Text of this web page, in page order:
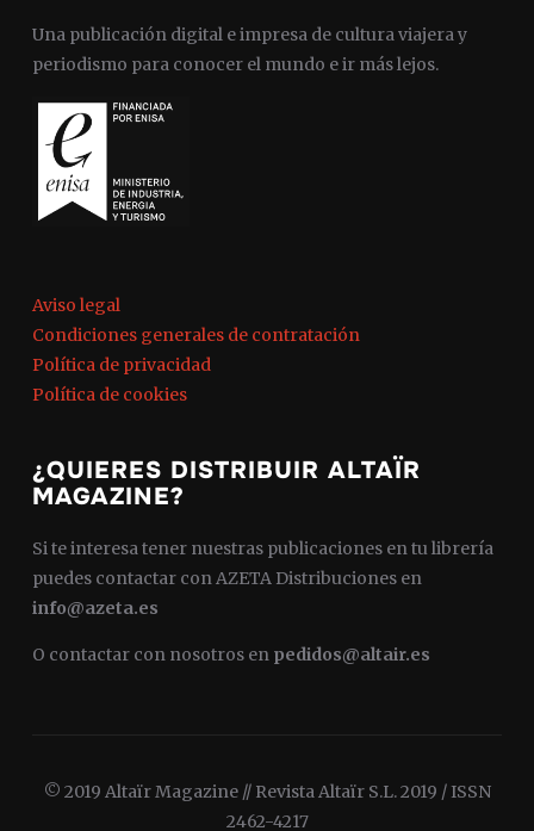
Una publicación digital e impresa de cultura viajera y
periodismo para conocer el mundo e ir más lejos.
Aviso legal
Condiciones generales de contratación
Política de privacidad
Política de cookies
¿QUIERES DISTRIBUIR ALTAÏR
MAGAZINE?
Si te interesa tener nuestras publicaciones en tu librería
puedes contactar con AZETA Distribuciones en
info@azeta.es
O contactar con nosotros en pedidos@altair.es
© 2019 Altaïr Magazine // Revista Altaïr S.L. 2019 / ISSN
2462-4217